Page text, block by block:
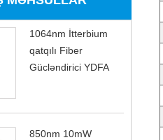
1064nm İtterbium
qatqılı Fiber
Gücləndirici YDFA
850nm 10mW